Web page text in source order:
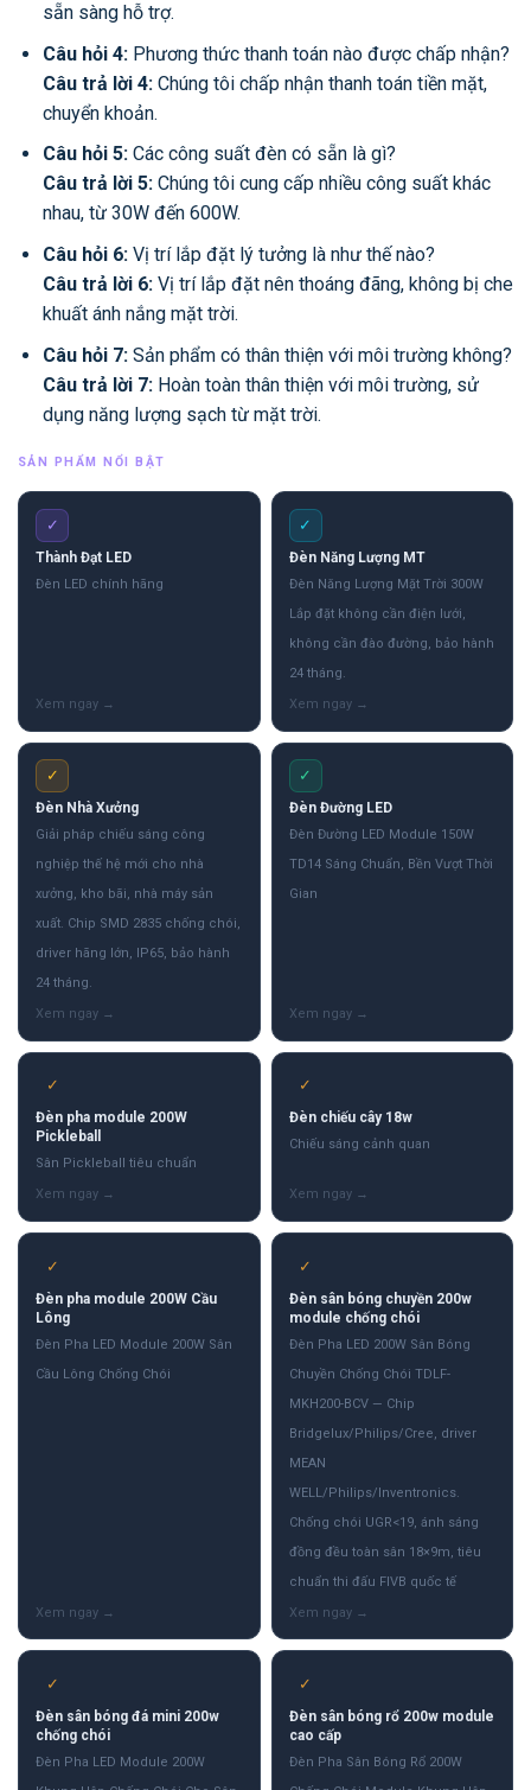
sẵn sàng hỗ trợ.
Câu hỏi 4:Phương thức thanh toán nào được chấp nhận?
Câu trả lời 4:Chúng tôi chấp nhận thanh toán tiền mặt,
chuyển khoản.
Câu hỏi 5:Các công suất đèn có sẵn là gì?
Câu trả lời 5:Chúng tôi cung cấp nhiều công suất khác
nhau, từ 30W đến 600W.
Câu hỏi 6:Vị trí lắp đặt lý tưởng là như thế nào?
Câu trả lời 6:Vị trí lắp đặt nên thoáng đãng, không bị che
khuất ánh nắng mặt trời.
Câu hỏi 7:Sản phẩm có thân thiện với môi trường không?
Câu trả lời 7:Hoàn toàn thân thiện với môi trường, sử
dụng năng lượng sạch từ mặt trời.
SẢN PHẨM NỔI BẬT
✓
Thành Đạt LED
Đèn LED chính hãng
✓
Đèn Năng Lượng MT
Đèn Năng Lượng Mặt Trời 300W
Lắp đặt không cần điện lưới,
không cần đào đường, bảo hành
24 tháng.
✓
Đèn Nhà Xưởng
Giải pháp chiếu sáng công
nghiệp thế hệ mới cho nhà
xưởng, kho bãi, nhà máy sản
xuất. Chip SMD 2835 chống chói,
driver hãng lớn, IP65, bảo hành
24 tháng.
✓
Đèn Đường LED
Đèn Đường LED Module 150W
TD14 Sáng Chuẩn, Bền Vượt Thời
Gian
✓
Đèn pha module 200W
Pickleball
Sân Pickleball tiêu chuẩn
✓
Đèn chiếu cây 18w
Chiếu sáng cảnh quan
✓
Đèn pha module 200W Cầu
Lông
Đèn Pha LED Module 200W Sân
Cầu Lông Chống Chói
✓
Đèn sân bóng chuyền 200w
module chống chói
Đèn Pha LED 200W Sân Bóng
Chuyền Chống Chói TDLF-
MKH200-BCV — Chip
Bridgelux/Philips/Cree, driver
MEAN
WELL/Philips/Inventronics.
Chống chói UGR<19, ánh sáng
đồng đều toàn sân 18×9m, tiêu
chuẩn thi đấu FIVB quốc tế
✓
Đèn sân bóng đá mini 200w
chống chói
Đèn Pha LED Module 200W
✓
Đèn sân bóng rổ 200w module
cao cấp
Đèn Pha Sân Bóng Rổ 200W